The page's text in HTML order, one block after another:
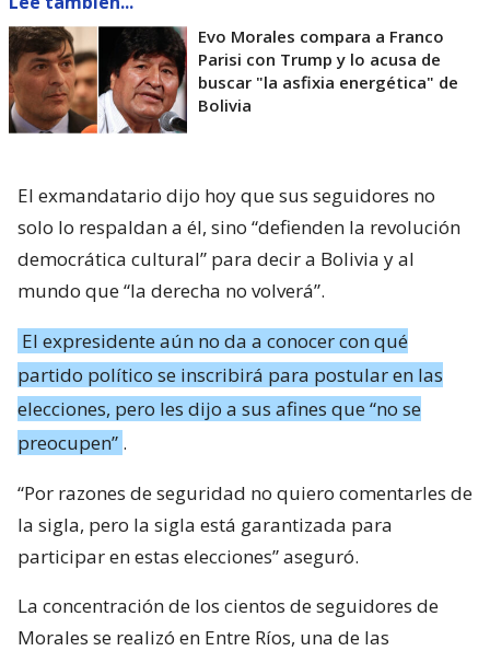
Evo Morales compara a Franco
Parisi con Trump y lo acusa de
buscar "la asfixia energética" de
Bolivia
El exmandatario dijo hoy que sus seguidores no
solo lo respaldan a él, sino “defienden la revolución
democrática cultural” para decir a Bolivia y al
mundo que “la derecha no volverá”.
El expresidente aún no da a conocer con qué
partido político se inscribirá para postular en las
elecciones, pero les dijo a sus afines que “no se
preocupen” .
“Por razones de seguridad no quiero comentarles de
la sigla, pero la sigla está garantizada para
participar en estas elecciones” aseguró.
La concentración de los cientos de seguidores de
Morales se realizó en Entre Ríos, una de las